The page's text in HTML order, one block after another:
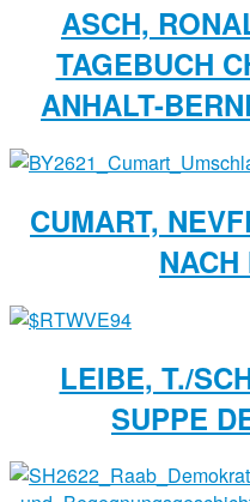
ASCH,
TAGEBUCH
ANHALT-
CUMART,
NACH
LEIBE, T./
SUPPE